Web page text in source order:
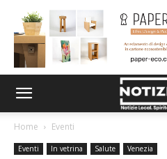
Home Eventi
Eventi In vetrina Salute Venezia